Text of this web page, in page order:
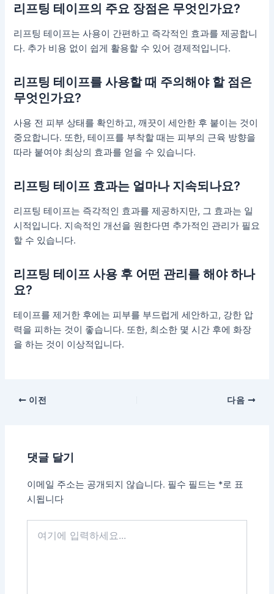
리프팅 테이프의 주요 장점은 무엇인가요?
리프팅 테이프는 사용이 간편하고 즉각적인 효과를 제공합니
다. 추가 비용 없이 쉽게 활용할 수 있어 경제적입니다.
리프팅 테이프를 사용할 때 주의해야 할 점은
무엇인가요?
사용 전 피부 상태를 확인하고, 깨끗이 세안한 후 붙이는 것이
중요합니다. 또한, 테이프를 부착할 때는 피부의 근육 방향을
따라 붙여야 최상의 효과를 얻을 수 있습니다.
리프팅 테이프 효과는 얼마나 지속되나요?
리프팅 테이프는 즉각적인 효과를 제공하지만, 그 효과는 일
시적입니다. 지속적인 개선을 원한다면 추가적인 관리가 필요
할 수 있습니다.
리프팅 테이프 사용 후 어떤 관리를 해야 하나
요?
테이프를 제거한 후에는 피부를 부드럽게 세안하고, 강한 압
력을 피하는 것이 좋습니다. 또한, 최소한 몇 시간 후에 화장
을 하는 것이 이상적입니다.
이전 다음
댓글 달기
이메일 주소는 공개되지 않습니다. 필수 필드는 *로 표
시됩니다